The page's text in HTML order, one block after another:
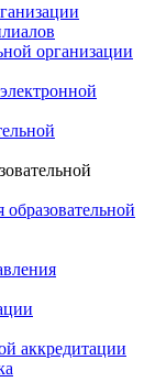
организации
аккредитации